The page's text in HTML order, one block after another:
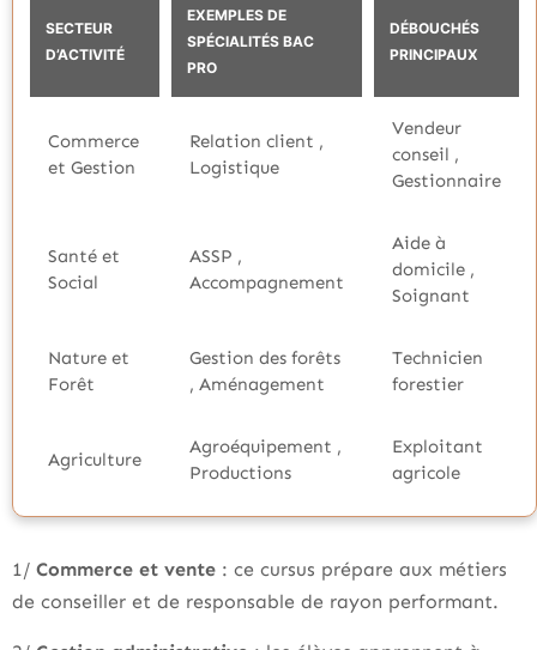
SECTEUR
D’ACTIVITÉ
EXEMPLES DE
SPÉCIALITÉS BAC
PRO
DÉBOUCHÉS
PRINCIPAUX
Commerce
et Gestion
Relation client ,
Logistique
Vendeur
conseil ,
Gestionnaire
Santé et
Social
ASSP ,
Accompagnement
Aide à
domicile ,
Soignant
Nature et
Forêt
Gestion des forêts
, Aménagement
Technicien
forestier
Agriculture
Agroéquipement ,
Productions
Exploitant
agricole
1/ Commerce et vente : ce cursus prépare aux métiers
de conseiller et de responsable de rayon performant.